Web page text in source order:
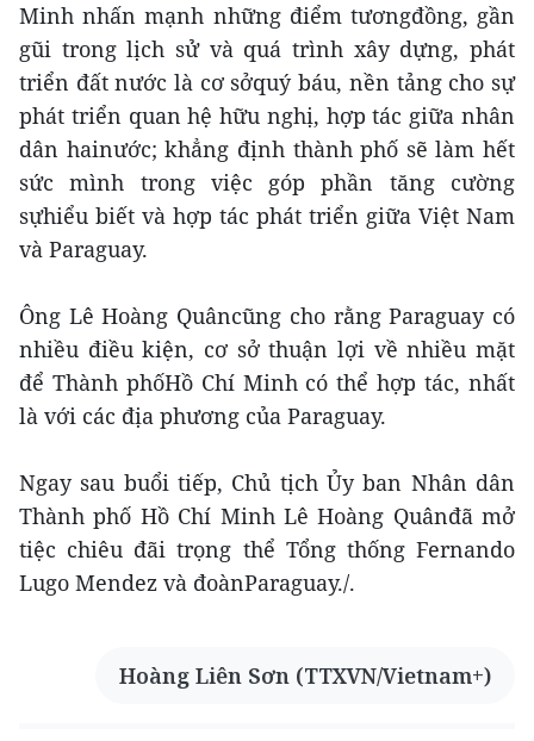
Minh nhấn mạnh những điểm tươngđồng, gần
gũi trong lịch sử và quá trình xây dựng, phát
triển đất nước là cơ sởquý báu, nền tảng cho sự
phát triển quan hệ hữu nghị, hợp tác giữa nhân
dân hainước; khẳng định thành phố sẽ làm hết
sức mình trong việc góp phần tăng cường
sựhiểu biết và hợp tác phát triển giữa Việt Nam
và Paraguay.
Ông Lê Hoàng Quâncũng cho rằng Paraguay có
nhiều điều kiện, cơ sở thuận lợi về nhiều mặt
để Thành phốHồ Chí Minh có thể hợp tác, nhất
là với các địa phương của Paraguay.
Ngay sau buổi tiếp, Chủ tịch Ủy ban Nhân dân
Thành phố Hồ Chí Minh Lê Hoàng Quânđã mở
tiệc chiêu đãi trọng thể Tổng thống Fernando
Lugo Mendez và đoànParaguay./.
Hoàng Liên Sơn (TTXVN/Vietnam+)